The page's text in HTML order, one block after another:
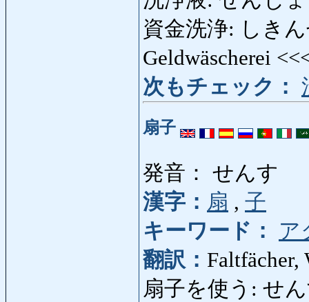
資金洗浄: しき
Geldwäscherei
次もチェック：
扇子
発音： せんす
漢字： 扇 , 子
キーワード：
ア
翻訳： Faltfächer,
扇子を使う: せ